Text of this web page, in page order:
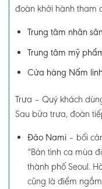
đoàn khởi hành tham
Trung tâm nhân
Trung tâm mỹ
Cửa hàng Nấm
Trưa – Quý khách
Sau bữa trưa, đoàn
Đảo Nami – bối
“Bản tình ca mùa
thành phố Seoul.
cũng là điểm